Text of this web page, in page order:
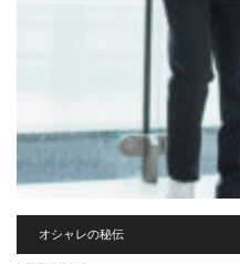
オシャレの秘伝